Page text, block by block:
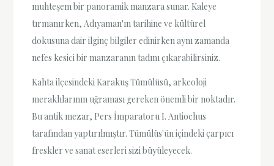
muhteşem bir panoramik manzara sunar. Kaleye
tırmanırken, Adıyaman'ın tarihine ve kültürel
dokusuna dair ilginç bilgiler edinirken aynı zamanda
nefes kesici bir manzaranın tadını çıkarabilirsiniz.
Kahta ilçesindeki Karakuş Tümülüsü, arkeoloji
meraklılarının uğraması gereken önemli bir noktadır.
Bu antik mezar, Pers İmparatoru I. Antiochus
tarafından yaptırılmıştır. Tümülüs'ün içindeki çarpıcı
freskler ve sanat eserleri sizi büyüleyecek.